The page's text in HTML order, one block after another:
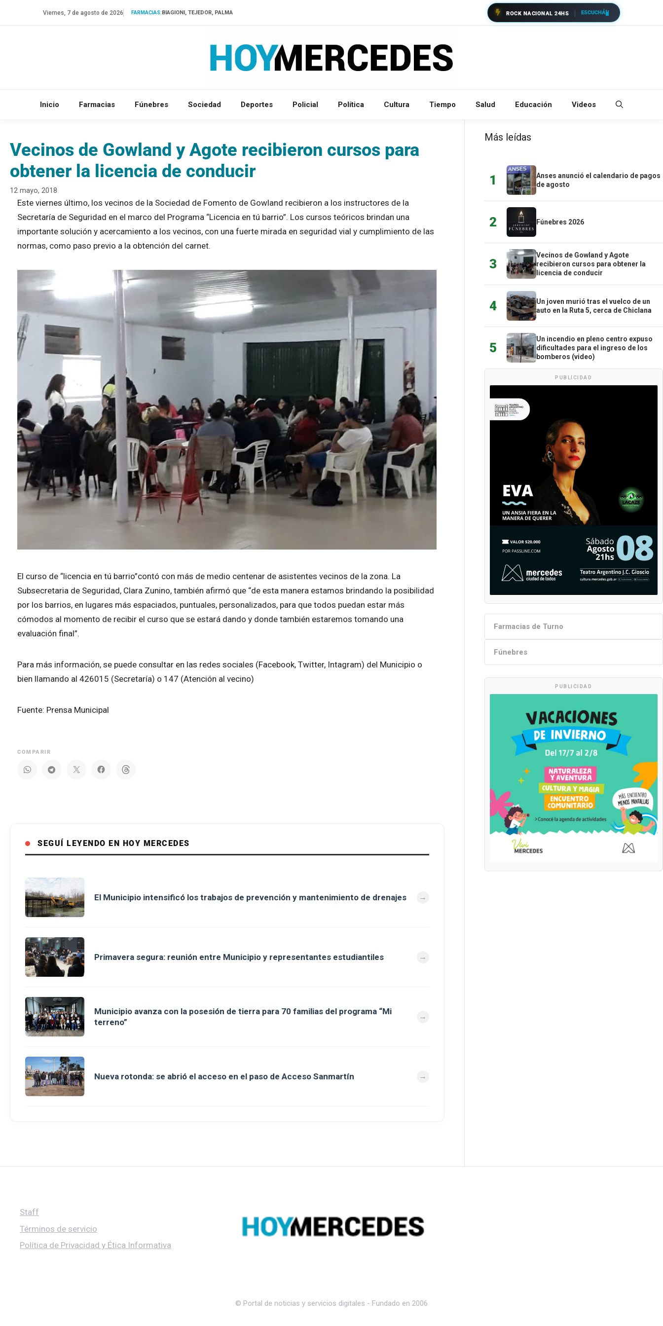
Viernes, 7 de agosto de 2026 FARMACIAS:BIAGIONI, TEJEDOR, PALMA ROCK NACIONAL 24HS ESCUCHÁ
Inicio Farmacias Fúnebres Sociedad Deportes Policial Política Cultura Tiempo Salud Educación Videos
Vecinos de Gowland y Agote recibieron cursos para
obtener la licencia de conducir
12 mayo, 2018
Este viernes último, los vecinos de la Sociedad de Fomento de Gowland recibieron a los instructores de la
Secretaría de Seguridad en el marco del Programa “Licencia en tú barrio”. Los cursos teóricos brindan una
importante solución y acercamiento a los vecinos, con una fuerte mirada en seguridad vial y cumplimiento de las
normas, como paso previo a la obtención del carnet.
El curso de “licencia en tú barrio”contó con más de medio centenar de asistentes vecinos de la zona. La
Subsecretaria de Seguridad, Clara Zunino, también afirmó que “de esta manera estamos brindando la posibilidad
por los barrios, en lugares más espaciados, puntuales, personalizados, para que todos puedan estar más
cómodos al momento de recibir el curso que se estará dando y donde también estaremos tomando una
evaluación final”.
Para más información, se puede consultar en las redes sociales (Facebook, Twitter, Intagram) del Municipio o
bien llamando al 426015 (Secretaría) o 147 (Atención al vecino)
Fuente: Prensa Municipal
COMPARIR
SEGUÍ LEYENDO EN HOY MERCEDES
El Municipio intensificó los trabajos de prevención y mantenimiento de drenajes
Primavera segura: reunión entre Municipio y representantes estudiantiles
Municipio avanza con la posesión de tierra para 70 familias del programa “Mi
terreno”
Nueva rotonda: se abrió el acceso en el paso de Acceso Sanmartín
Más leídas
1
Anses anunció el calendario de pagos
de agosto
2 Fúnebres 2026
3
Vecinos de Gowland y Agote
recibieron cursos para obtener la
licencia de conducir
4
Un joven murió tras el vuelco de un
auto en la Ruta 5, cerca de Chiclana
5
Un incendio en pleno centro expuso
dificultades para el ingreso de los
bomberos (video)
PUBLICIDAD
Farmacias de Turno
Fúnebres
PUBLICIDAD
Staff
Términos de servicio
Política de Privacidad y Ética Informativa
© Portal de noticias y servicios digitales - Fundado en 2006